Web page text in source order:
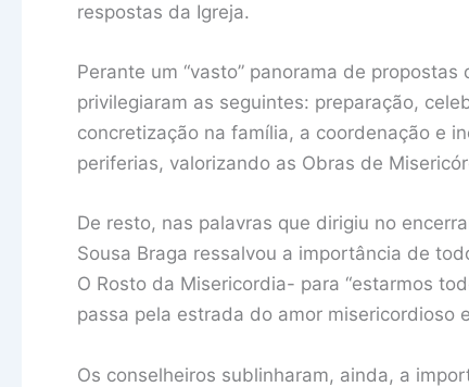
respostas da Igreja.
Perante um “vasto” panorama de
privilegiaram as seguintes: preparação,
concretização na família, a coordenação e
periferias, valorizando as Obras de
De resto, nas palavras que dirigiu no
Sousa Braga ressalvou a importância de
O Rosto da Misericordia- para “estarmos
passa pela estrada do amor misericordioso
Os conselheiros sublinharam, ainda, a